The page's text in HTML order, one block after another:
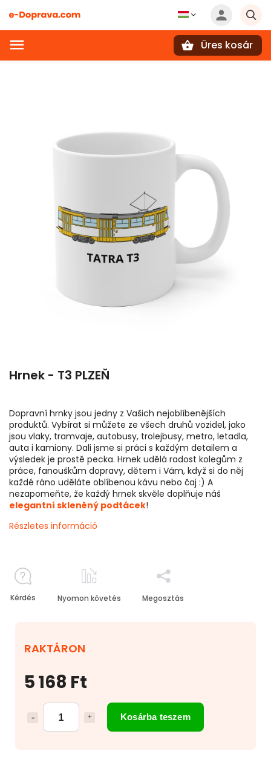
Üres kosár
Hrnek - T3 PLZEŇ
5 168 Ft
Kosárba teszem
RAKTÁRON
Dopravní hrnky jsou jedny z Vašich nejoblíbenějších
produktů. Vybírat si můžete ze všech druhů vozidel, jako
jsou vlaky, tramvaje, autobusy, trolejbusy, metro, letadla,
auta i kamiony. Dali jsme si práci s každým detailem a
výsledek je prostě pecka. Hrnek udělá radost kolegům z
práce, fanouškům dopravy, dětem i Vám, když si do něj
každé ráno uděláte oblíbenou kávu nebo čaj :) A
nezapomeňte, že každý hrnek skvěle doplňuje náš
elegantní skleněný podtácek!
Részletes információ
Kérdés Nyomon követés Megosztás